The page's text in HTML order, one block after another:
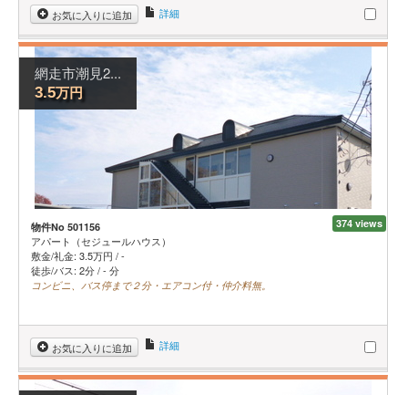
お気に入りに追加 詳細
網走市潮見2...
3.5万円
374 views
物件No 501156
アパート（セジュールハウス）
敷金/礼金: 3.5万円 /-
徒歩/バス: 2分 / - 分
コンビニ、バス停まで２分・エアコン付・仲介料無。
お気に入りに追加 詳細